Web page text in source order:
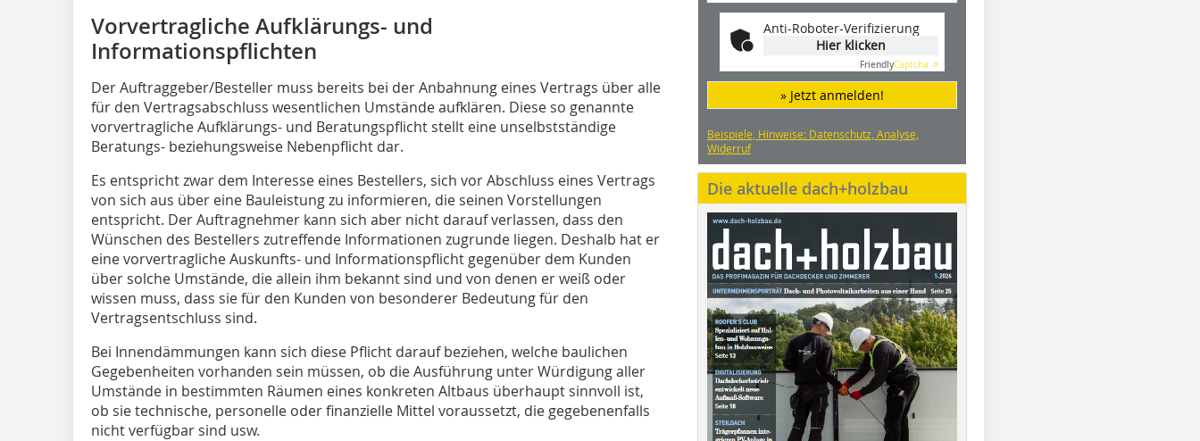
Vorvertragliche Aufklärungs- und
Informationspflichten
Der Auftraggeber/Besteller muss bereits bei der Anbahnung eines Vertrags über alle
für den Vertragsabschluss wesentlichen Umstände aufklären. Diese so genannte
vorvertragliche Aufklärungs- und Beratungspflicht stellt eine unselbstständige
Beratungs- beziehungsweise Nebenpflicht dar.
Es entspricht zwar dem Interesse eines Bestellers, sich vor Abschluss eines Vertrags
von sich aus über eine Bauleistung zu informieren, die seinen Vorstellungen
entspricht. Der Auftragnehmer kann sich aber nicht darauf verlassen, dass den
Wünschen des Bestellers zutreffende Informationen zugrunde liegen. Deshalb hat er
eine vorvertragliche Auskunfts- und Informationspflicht gegenüber dem Kunden
über solche Umstände, die allein ihm bekannt sind und von denen er weiß oder
wissen muss, dass sie für den Kunden von besonderer Bedeutung für den
Vertragsentschluss sind.
Bei Innendämmungen kann sich diese Pflicht darauf beziehen, welche baulichen
Gegebenheiten vorhanden sein müssen, ob die Ausführung unter Würdigung aller
Umstände in bestimmten Räumen eines konkreten Altbaus überhaupt sinnvoll ist,
ob sie technische, personelle oder finanzielle Mittel voraussetzt, die gegebenenfalls
nicht verfügbar sind usw.
Anti-Roboter-Verifizierung
Hier klicken
FriendlyCaptcha ⇗
» Jetzt anmelden!
Beispiele, Hinweise: Datenschutz, Analyse,
Widerruf
Die aktuelle dach+holzbau